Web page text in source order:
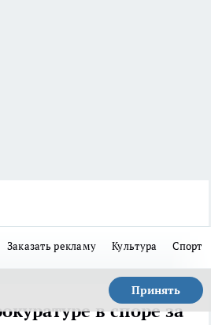
Заказать рекламу Культура Спорт
Принять
в споре за